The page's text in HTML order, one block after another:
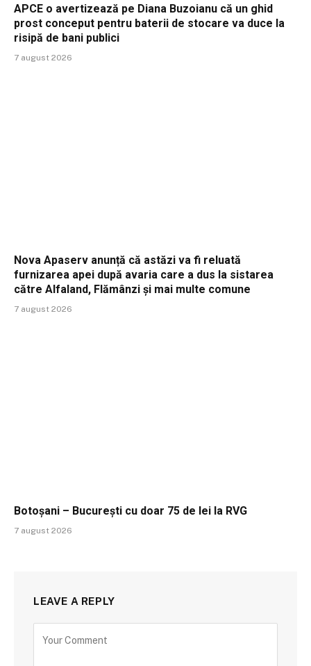
APCE o avertizează pe Diana Buzoianu că un ghid
prost conceput pentru baterii de stocare va duce la
risipă de bani publici
7 august 2026
Nova Apaserv anunță că astăzi va fi reluată
furnizarea apei după avaria care a dus la sistarea
către Alfaland, Flămânzi și mai multe comune
7 august 2026
Botoșani – București cu doar 75 de lei la RVG
7 august 2026
LEAVE A REPLY